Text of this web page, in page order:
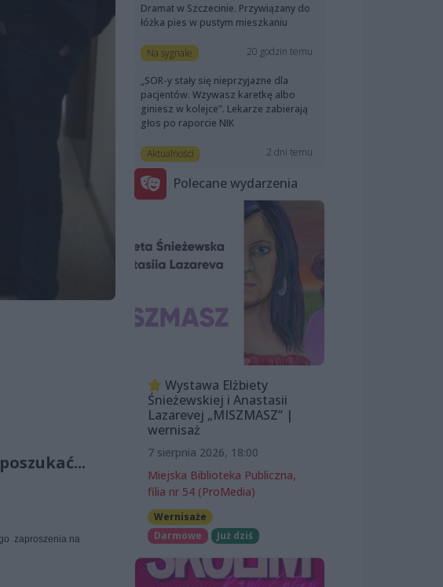
zaproszenia na
Dramat w Szczecinie. Przywiązany do
łóżka pies w pustym mieszkaniu
Na sygnale 20 godzin temu
„SOR-y stały się nieprzyjazne dla
pacjentów. Wzywasz karetkę albo
giniesz w kolejce”. Lekarze zabierają
głos po raporcie NIK
Aktualności 2 dni temu
Polecane wydarzenia
Wystawa Elżbiety
Śnieżewskiej i Anastasii
Lazarevej „MISZMASZ” |
wernisaż
7 sierpnia 2026, 18:00
Miejska Biblioteka Publiczna,
filia nr 54 (ProMedia)
Wernisaże
Darmowe
Już dziś